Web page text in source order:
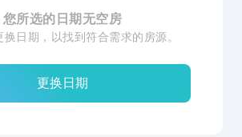
您所选的日期无空房
日期，以找到符合需求的房源。
更换日期